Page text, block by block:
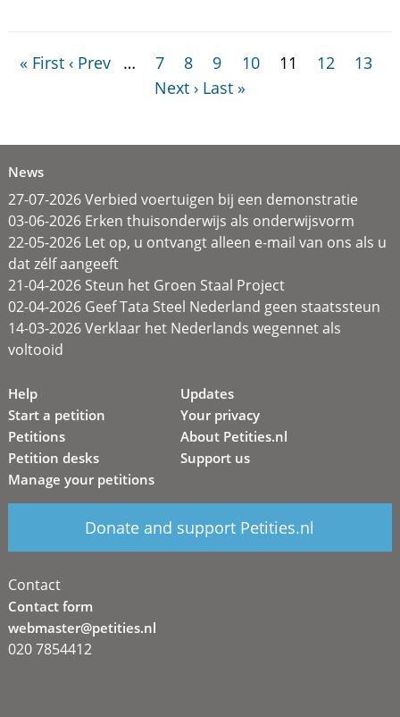
« First ‹ Prev … 7 8 9 10 11 12
13
Next › Last »
News
27-07-2026 Verbied voertuigen bij een demonstratie
03-06-2026 Erken thuisonderwijs als onderwijsvorm
22-05-2026 Let op, u ontvangt alleen e-mail van ons als u
dat zélf aangeeft
21-04-2026 Steun het Groen Staal Project
02-04-2026 Geef Tata Steel Nederland geen staatssteun
14-03-2026 Verklaar het Nederlands wegennet als
voltooid
Help
Start a petition
Petitions
Petition desks
Manage your petitions
Updates
Your privacy
About Petities.nl
Support us
Donate and support Petities.nl
Contact
Contact form
webmaster@petities.nl
020 7854412